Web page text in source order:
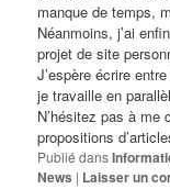
manque de temps,
Néanmoins, j’ai
projet de site
J’espère écrire
je travaille en
N’hésitez pas à
propositions
Publié dans
News | Laisser un